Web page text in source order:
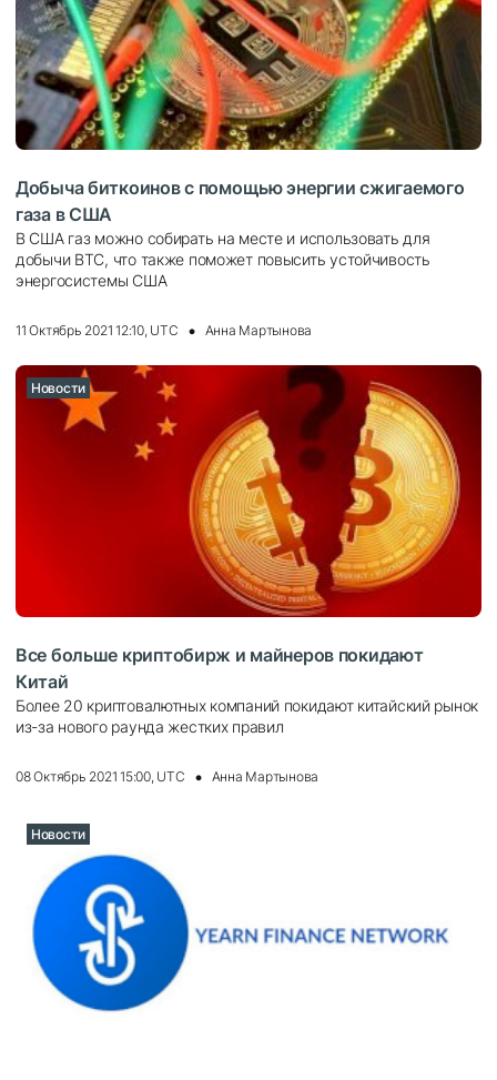
Добыча биткоинов с помощью энергии сжигаемого
газа в США
В США газ можно собирать на месте и использовать для
добычи BTC, что также поможет повысить устойчивость
энергосистемы США
11 Октябрь 2021 12:10, UTC Анна Мартынова
Новости
Все больше криптобирж и майнеров покидают
Китай
Более 20 криптовалютных компаний покидают китайский рынок
из-за нового раунда жестких правил
08 Октябрь 2021 15:00, UTC Анна Мартынова
Новости